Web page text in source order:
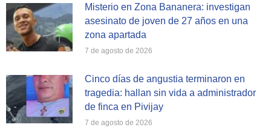
Misterio en Zona Bananera: investigan
asesinato de joven de 27 años en una
zona apartada
7 de agosto de 2026
Cinco días de angustia terminaron en
tragedia: hallan sin vida a administrador
de finca en Pivijay
7 de agosto de 2026